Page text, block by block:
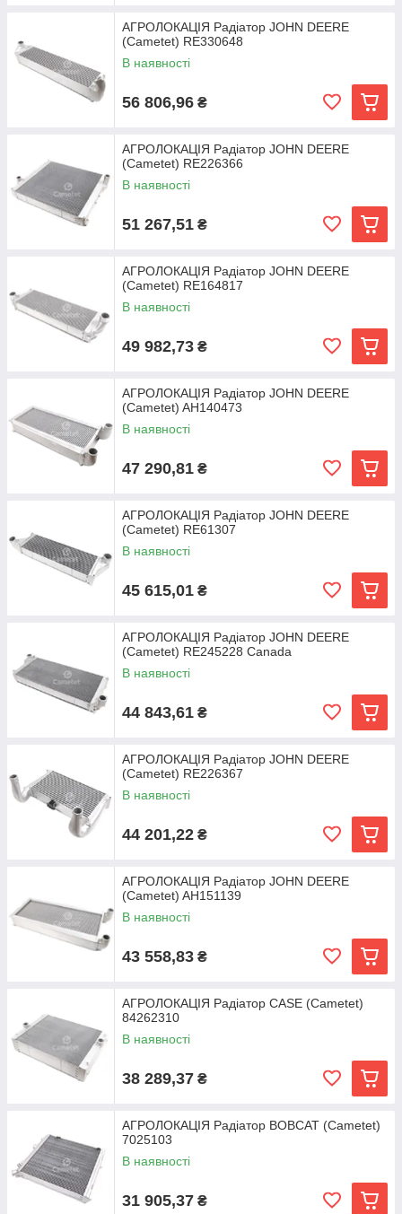
АГРОЛОКАЦІЯ Радіатор JOHN DEERE
(Cametet) RE330648
В наявності
56 806,96 ₴
АГРОЛОКАЦІЯ Радіатор JOHN DEERE
(Cametet) RE226366
В наявності
51 267,51 ₴
АГРОЛОКАЦІЯ Радіатор JOHN DEERE
(Cametet) RE164817
В наявності
49 982,73 ₴
АГРОЛОКАЦІЯ Радіатор JOHN DEERE
(Cametet) AH140473
В наявності
47 290,81 ₴
АГРОЛОКАЦІЯ Радіатор JOHN DEERE
(Cametet) RE61307
В наявності
45 615,01 ₴
АГРОЛОКАЦІЯ Радіатор JOHN DEERE
(Cametet) RE245228 Canada
В наявності
44 843,61 ₴
АГРОЛОКАЦІЯ Радіатор JOHN DEERE
(Cametet) RE226367
В наявності
44 201,22 ₴
АГРОЛОКАЦІЯ Радіатор JOHN DEERE
(Cametet) AH151139
В наявності
43 558,83 ₴
АГРОЛОКАЦІЯ Радіатор CASE (Cametet)
84262310
В наявності
38 289,37 ₴
АГРОЛОКАЦІЯ Радіатор BOBCAT (Cametet)
7025103
В наявності
31 905,37 ₴